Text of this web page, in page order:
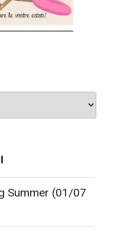
Summer (01/07